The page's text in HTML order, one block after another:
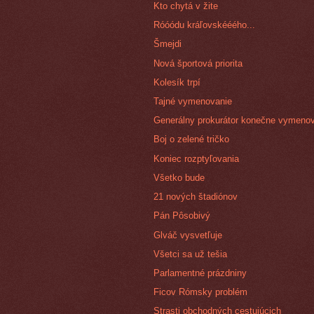
Kto chytá v žite
Róóódu kráľovskééého...
Šmejdi
Nová športová priorita
Kolesík trpí
Tajné vymenovanie
Generálny prokurátor konečne
Boj o zelené tričko
Koniec rozptyľovania
Všetko bude
21 nových štadiónov
Pán Pôsobivý
Glváč vysvetľuje
Všetci sa už tešia
Parlamentné prázdniny
Ficov Rómsky problém
Strasti obchodných cestujúcich